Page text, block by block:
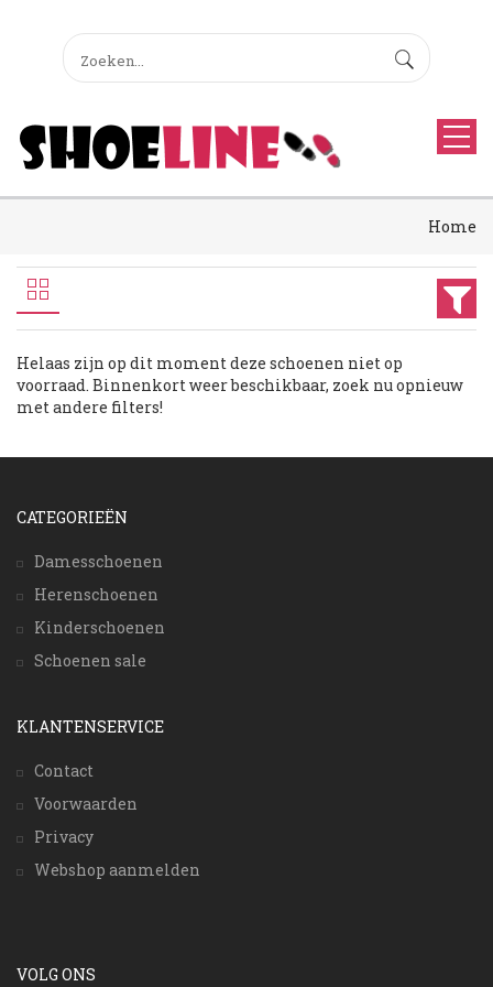
Home
Helaas zijn op dit moment deze schoenen niet op
voorraad. Binnenkort weer beschikbaar, zoek nu opnieuw
met andere filters!
CATEGORIEËN
Damesschoenen
Herenschoenen
Kinderschoenen
Schoenen sale
KLANTENSERVICE
Contact
Voorwaarden
Privacy
Webshop aanmelden
VOLG ONS